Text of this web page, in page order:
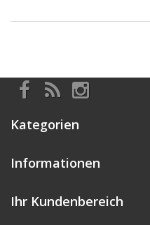
Kategorien
Informationen
Ihr Kundenbereich